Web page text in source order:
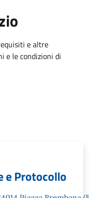
e altre
e le condizioni di
e Protocollo